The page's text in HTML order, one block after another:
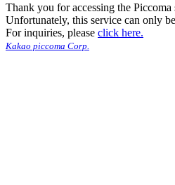
Thank you for accessing the Piccoma
Unfortunately, this service can only
For inquiries, please click here.
Kakao piccoma Corp.